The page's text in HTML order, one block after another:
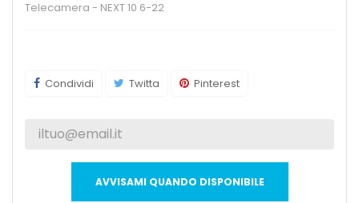
Telecamera - NEXT 10 6-22
Condividi Twitta Pinterest
AVVISAMI QUANDO DISPONIBILE